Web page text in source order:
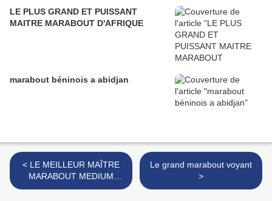
LE PLUS GRAND ET PUISSANT
MAITRE MARABOUT D'AFRIQUE
marabout béninois a abidjan
< LE MEILLEUR MAÎTRE
MARABOUT MEDIUM
VOYANT AFRICAIN
Le grand marabout voyant
>